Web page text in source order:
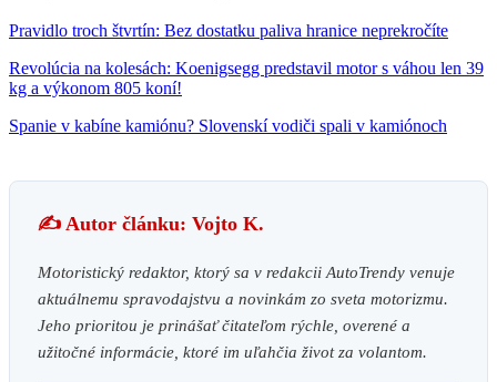
Pravidlo troch štvrtín: Bez dostatku paliva hranice neprekročíte
Revolúcia na kolesách: Koenigsegg predstavil motor s váhou len 39
kg a výkonom 805 koní!
Spanie v kabíne kamiónu? Slovenskí vodiči spali v kamiónoch
✍️ Autor článku: Vojto K.
Motoristický redaktor, ktorý sa v redakcii AutoTrendy venuje
aktuálnemu spravodajstvu a novinkám zo sveta motorizmu.
Jeho prioritou je prinášať čitateľom rýchle, overené a
užitočné informácie, ktoré im uľahčia život za volantom.